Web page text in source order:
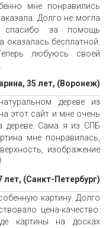
мне понравились
Долго не могла
спасибо за помощь
оказалась бесплатной.
любуюсь своей
35 лет, (Воронеж)
дереве из
этот сайт и мне очень
дереве. Сама я из СПБ
мне понравилась,
изображение
лет, (Санкт-Петербург)
картину. Долго
цена-качество.
картины на досках